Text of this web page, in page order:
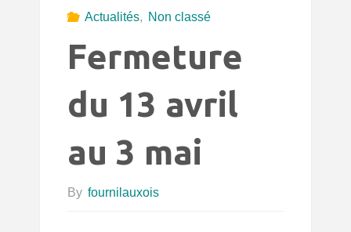
Actualités, Non classé
Fermeture
du 13 avril
au 3 mai
By fournilauxois